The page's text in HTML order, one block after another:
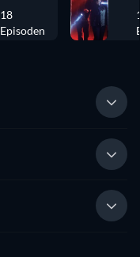
18
Episoden